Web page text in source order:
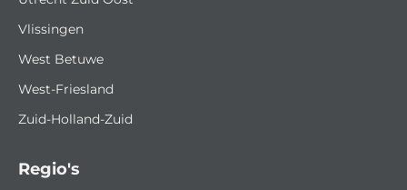
Regio's
Vlissingen
West Betuwe
West-Friesland
Zuid-Holland-Zuid